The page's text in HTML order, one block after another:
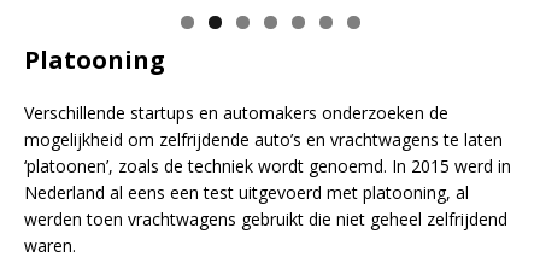
Platooning
Verschillende startups en automakers onderzoeken de
mogelijkheid om zelfrijdende auto’s en vrachtwagens te laten
‘platoonen’, zoals de techniek wordt genoemd. In 2015 werd in
Nederland al eens een test uitgevoerd met platooning, al
werden toen vrachtwagens gebruikt die niet geheel zelfrijdend
waren.